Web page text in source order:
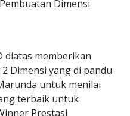
Dimensi
diatas memberikan
Dimensi yang di pandu
untuk menilai
terbaik untuk
Prestasi